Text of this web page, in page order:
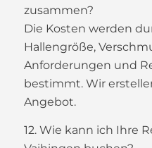
zusammen?
Die Kosten werden
Hallengröße,
Anforderungen und
bestimmt. Wir
Angebot.
12. Wie kann ich Ihre